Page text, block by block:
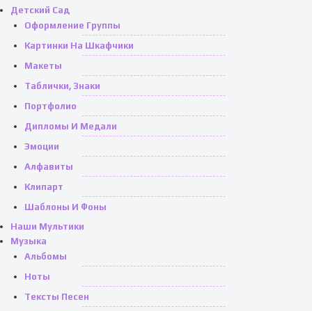
Детский Сад
Оформление Группы
Картинки На Шкафчики
Макеты
Таблички, Знаки
Портфолио
Дипломы И Медали
Эмоции
Алфавиты
Клипарт
Шаблоны И Фоны
Наши Мультики
Музыка
Альбомы
Ноты
Тексты Песен